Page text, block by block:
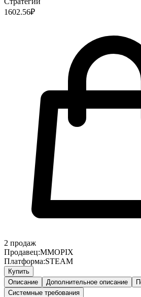
1602.56₽
2 продаж
Продавец:MMOPIX
Платформа:STEAM
Купить
Описание
Дополнительное описание
Системные требования